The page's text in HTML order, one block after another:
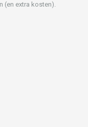
(en extra kosten).